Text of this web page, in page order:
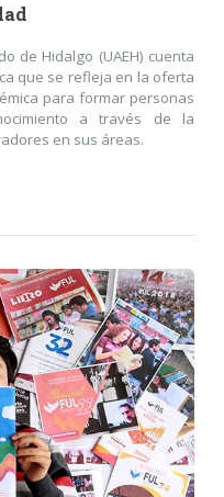
de Hidalgo (UAEH) cuenta
que se refleja en la oferta
para formar personas
a través de la
en sus áreas.